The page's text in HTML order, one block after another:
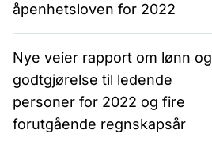
åpenhetsloven for 2022
Nye veier rapport om lønn og
godtgjørelse til ledende
personer for 2022 og fire
forutgående regnskapsår